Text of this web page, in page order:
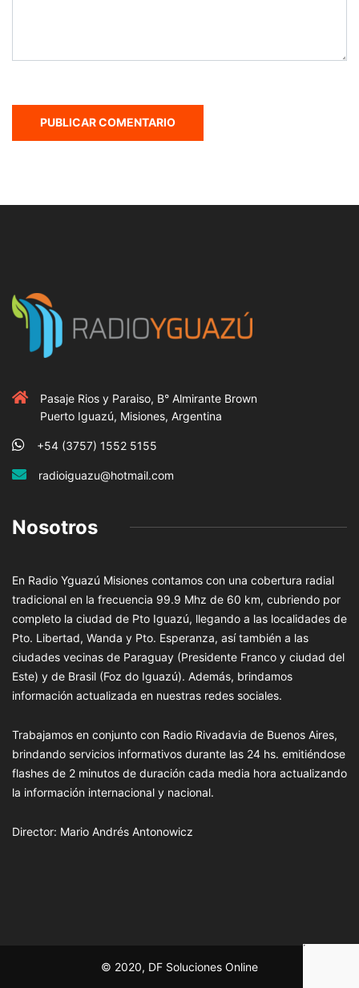
Pasaje Rios y Paraiso, B° Almirante Brown
Puerto Iguazú, Misiones, Argentina
+54 (3757) 1552 5155
radioiguazu@hotmail.com
Nosotros
En Radio Yguazú Misiones contamos con una cobertura radial
tradicional en la frecuencia 99.9 Mhz de 60 km, cubriendo por
completo la ciudad de Pto Iguazú, llegando a las localidades de
Pto. Libertad, Wanda y Pto. Esperanza, así también a las
ciudades vecinas de Paraguay (Presidente Franco y ciudad del
Este) y de Brasil (Foz do Iguazú). Además, brindamos
información actualizada en nuestras redes sociales.
Trabajamos en conjunto con Radio Rivadavia de Buenos Aires,
brindando servicios informativos durante las 24 hs. emitiéndose
flashes de 2 minutos de duración cada media hora actualizando
la información internacional y nacional.
Director: Mario Andrés Antonowicz
© 2020, DF Soluciones Online